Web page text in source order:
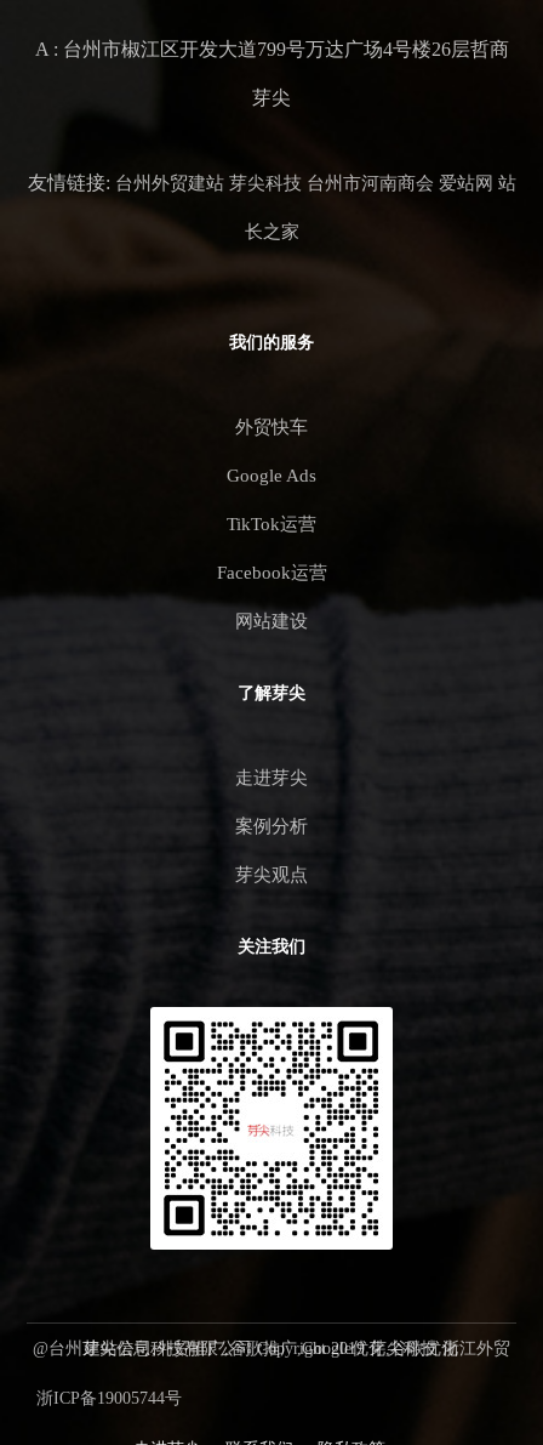
A : 台州市椒江区开发大道799号万达广场4号楼26层哲商
芽尖
友情链接: 台州外贸建站 芽尖科技 台州市河南商会 爱站网 站
长之家
我们的服务
外贸快车
Google Ads
TikTok运营
Facebook运营
网站建设
了解芽尖
走进芽尖
案例分析
芽尖观点
关注我们
@台州芽尖信息科技有限公司 Copyright 2019 芽尖科技 浙江外贸建站公司,外贸推广,谷歌推广,Google优化,谷歌优化
浙ICP备19005744号